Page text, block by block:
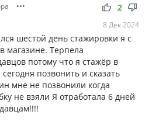
••• thumb_up thumb_down
2
8 Дек 2024
шестой день стажировки я с
магазине. Терпела
потому что я стажёр в
позвонить и сказать
мне не позвонили когда
не взяли Я отработала 6 дней